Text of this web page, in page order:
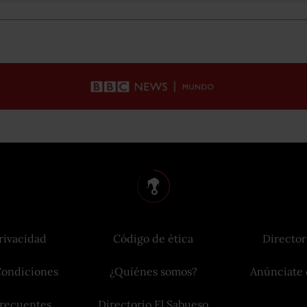
Código de ética
¿Quiénes somos? Anúnciate